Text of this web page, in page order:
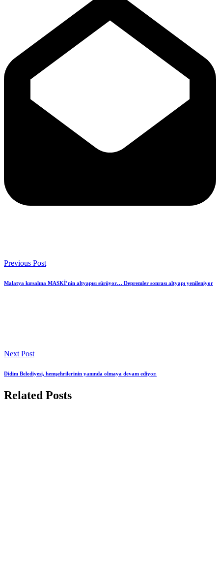
Previous Post
Malatya kırsalına MASKİ’nin altyapısı sürüyor… Depremler sonrası altyapı yenileniyor
Next Post
Didim Belediyesi, hemşehrilerinin yanında olmaya devam ediyor.
Related Posts